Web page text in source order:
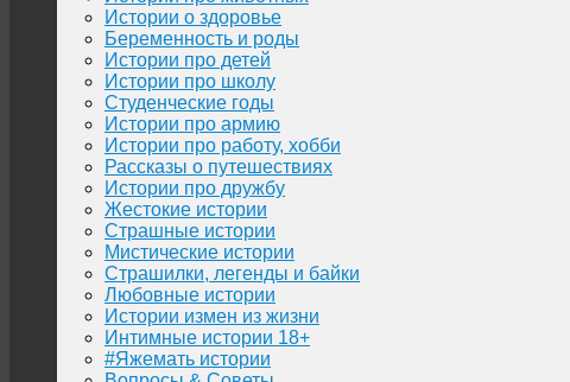
Истории о здоровье
Беременность и роды
Истории про детей
Истории про школу
Студенческие годы
Истории про армию
Истории про работу, хобби
Рассказы о путешествиях
Истории про дружбу
Жестокие истории
Страшные истории
Мистические истории
Страшилки, легенды и байки
Любовные истории
Истории измен из жизни
Интимные истории 18+
#Яжемать истории